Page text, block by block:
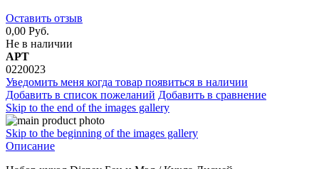
Оставить отзыв
0,00 Руб.
Не в наличии
АРТ
0220023
Уведомить меня когда товар появиться в наличии
Добавить в список пожеланий Добавить в сравнение
Skip to the end of the images gallery
Skip to the beginning of the images gallery
Описание